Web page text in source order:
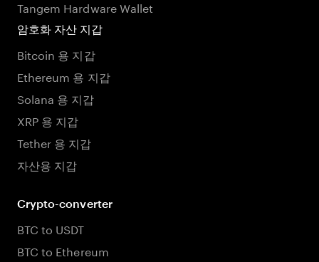
Tangem Hardware Wallet
암호화 자산 지갑
Bitcoin 용 지갑
Ethereum 용 지갑
Solana 용 지갑
XRP 용 지갑
Tether 용 지갑
자산용 지갑
Crypto-converter
BTC to USDT
BTC to Ethereum